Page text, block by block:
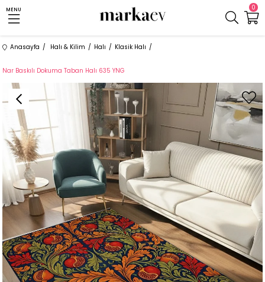
0
MENU
Anasayfa Halı & Kilim Halı Klasik Halı
Nar Baskılı Dokuma Taban Halı 635 YNG